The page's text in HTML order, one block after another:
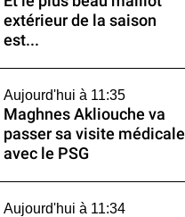
extérieur de la saison
est...
Aujourd'hui à 11:35
Maghnes Akliouche va
passer sa visite médicale
avec le PSG
Aujourd'hui à 11:34